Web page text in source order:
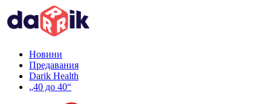
Новини
Предавания
Darik Health
„40 до 40“